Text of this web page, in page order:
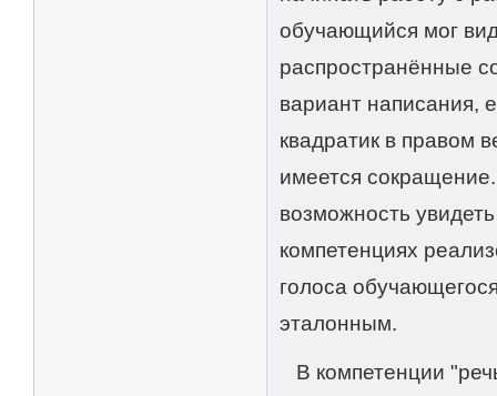
обучающийся мог
распространённые
вариант написания,
квадратик в правом
имеется
возможность
компетенциях
голоса
эталонным.
В компетенции